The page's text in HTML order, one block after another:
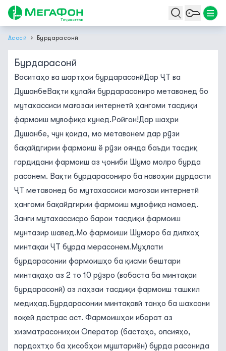
Асосӣ Бурдарасонӣ
Бурдарасонӣ
Воситаҳо ва шартҳои бурдарасонӣДар ҶТ ва
ДушанбеВақти қулайи бурдарасониро метавонед бо
мутахассиси мағозаи интернетӣ ҳангоми тасдиқи
фармоиш мувофиқа кунед.Ройгон!Дар шаҳри
Душанбе, чун қоида, мо метавонем дар рӯзи
бақайдгирии фармоиш ё рӯзи оянда баъди тасдиқ
гардидани фармоиш аз ҷониби Шумо молро бурда
расонем. Вақти бурдарасониро ба навоҳии дурдасти
ҶТ метавонед бо мутахассиси мағозаи интернетӣ
ҳангоми бақайдгирии фармоиш мувофиқа намоед.
Занги мутахассисро барои тасдиқи фармоиш
мунтазир шавед.Мо фармоиши Шуморо ба дилхоҳ
минтақаи ҶТ бурда мерасонем.Муҳлати
бурдарасонии фармоишҳо ба қисми бештари
минтақаҳо аз 2 то 10 рӯзро (вобаста ба минтақаи
бурдарасонӣ) аз лаҳзаи тасдиқи фармоиш ташкил
медиҳад.Бурдарасонии минтақавӣ танҳо ба шахсони
воқеӣ дастрас аст. Фармоишҳои иборат аз
хизматрасониҳои Оператор (бастаҳо, опсияҳо,
пардохтҳо ба ҳисобҳои муштариён) бурда расонида